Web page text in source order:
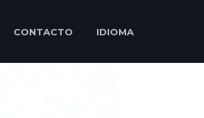
CONTACTO IDIOMA